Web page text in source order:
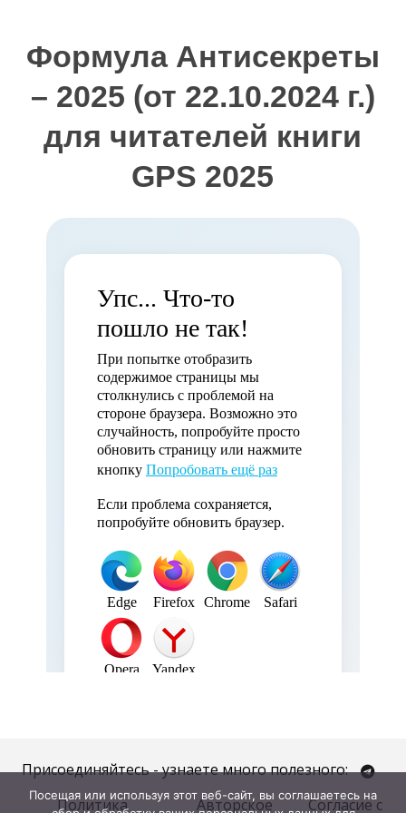
Формула Антисекреты
– 2025 (от 22.10.2024 г.)
для читателей книги
GPS 2025
Присоединяйтесь - узнаете много полезного:
Политика
Авторское Согласие с
Посещая или используя этот веб-сайт, вы соглашаетесь на